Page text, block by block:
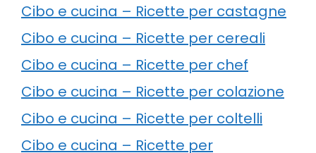
Cibo e cucina – Ricette per castagne
Cibo e cucina – Ricette per cereali
Cibo e cucina – Ricette per chef
Cibo e cucina – Ricette per colazione
Cibo e cucina – Ricette per coltelli
Cibo e cucina – Ricette per